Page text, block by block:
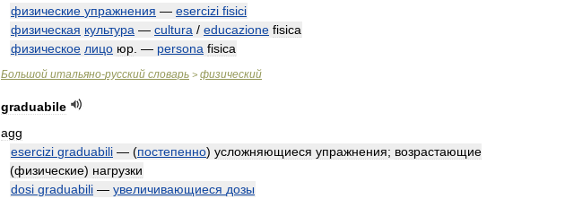
физические упражнения — esercizi fisici
физическая культура — cultura / educazione fisica
физическое лицо юр . — persona fisica
Большой итальяно-русский словарь > физический
graduabile
agg
esercizi graduabili — (постепенно) усложняющиеся упражнения; возрастающие
(физические) нагрузки
dosi graduabili — увеличивающиеся дозы